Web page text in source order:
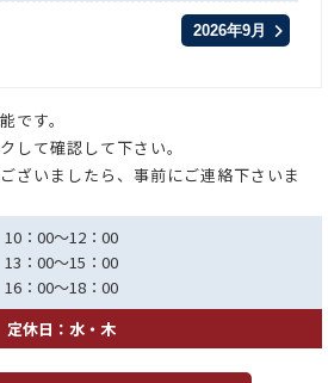
2026年9月
です。
して確認して下さい。
ざいましたら、事前にご連絡下さいま
10：00～12：00
13：00～15：00
16：00～18：00
定休日：水・木